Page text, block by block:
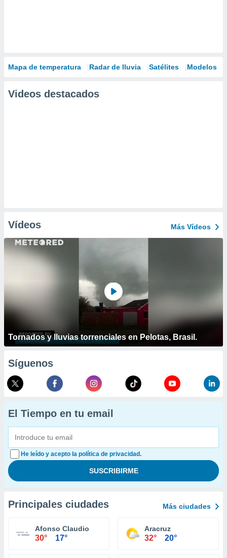
Mapa de temperatura Radar de lluvia Satélites Modelos
Videos destacados
Vídeos Más Vídeos
Tornados y lluvias torrenciales en Pelotas, Brasil.
Síguenos
El Tiempo en tu email
He leído y acepto la política de privacidad.
Principales ciudades Más ciudades
Afonso Claudio
30° 17°
Aracruz
32° 20°